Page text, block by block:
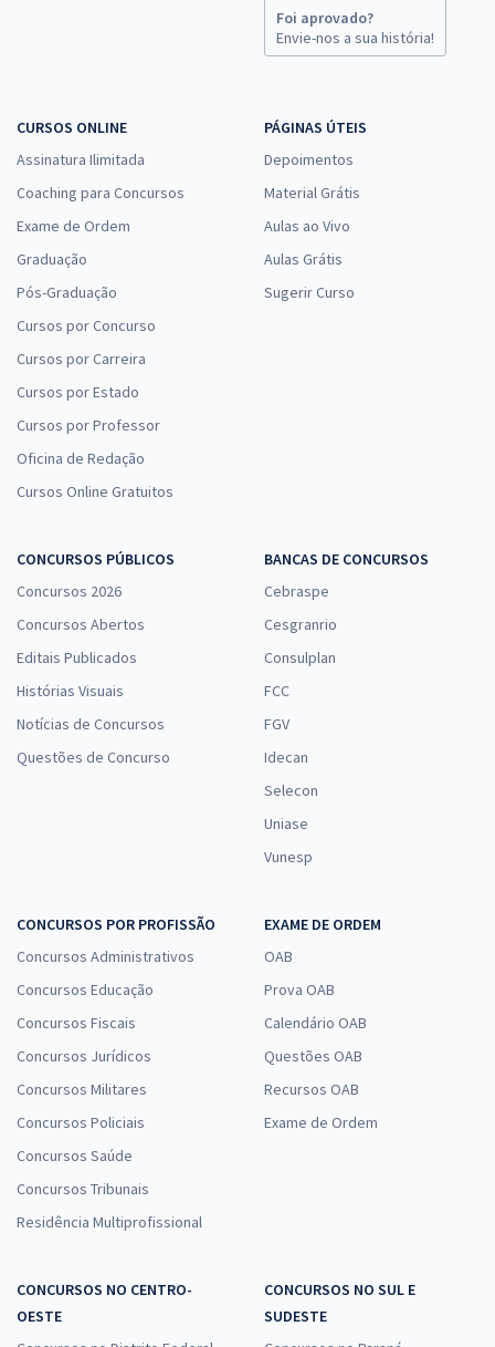
Foi aprovado?
Envie-nos a sua história!
CURSOS ONLINE
Assinatura Ilimitada
Coaching para Concursos
Exame de Ordem
Graduação
Pós-Graduação
Cursos por Concurso
Cursos por Carreira
Cursos por Estado
Cursos por Professor
Oficina de Redação
Cursos Online Gratuitos
PÁGINAS ÚTEIS
Depoimentos
Material Grátis
Aulas ao Vivo
Aulas Grátis
Sugerir Curso
CONCURSOS PÚBLICOS
Concursos 2026
Concursos Abertos
Editais Publicados
Histórias Visuais
Notícias de Concursos
Questões de Concurso
BANCAS DE CONCURSOS
Cebraspe
Cesgranrio
Consulplan
FCC
FGV
Idecan
Selecon
Uniase
Vunesp
CONCURSOS POR PROFISSÃO
Concursos Administrativos
Concursos Educação
Concursos Fiscais
Concursos Jurídicos
Concursos Militares
Concursos Policiais
Concursos Saúde
Concursos Tribunais
Residência Multiprofissional
EXAME DE ORDEM
OAB
Prova OAB
Calendário OAB
Questões OAB
Recursos OAB
Exame de Ordem
CONCURSOS NO CENTRO-
OESTE
CONCURSOS NO SUL E
SUDESTE